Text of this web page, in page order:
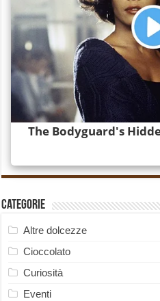
Categorie
Altre dolcezze
Cioccolato
Curiosità
Eventi